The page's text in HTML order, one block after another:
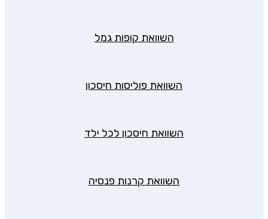
השוואת קופות גמל
השוואת פוליסות חיסכון
השוואת חיסכון לכל ילד
השוואת קרנות פנסיה